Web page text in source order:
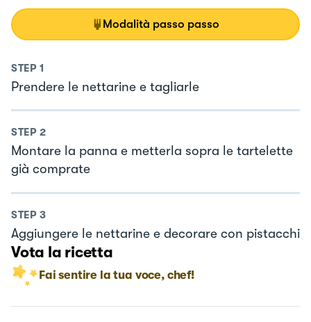
Modalità passo passo
STEP 1
Prendere le nettarine e tagliarle
STEP 2
Montare la panna e metterla sopra le tartelette
già comprate
STEP 3
Aggiungere le nettarine e decorare con pistacchi
Vota la ricetta
Fai sentire la tua voce, chef!